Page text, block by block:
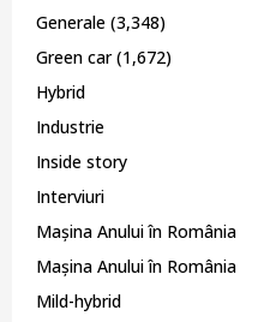
Generale (3,348)
Green car(1,672)
Hybrid
Industrie
Inside story
Interviuri
Mașina Anului în România
Mașina Anului în România
Mild-hybrid